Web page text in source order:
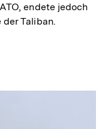
endete jedoch
Taliban.